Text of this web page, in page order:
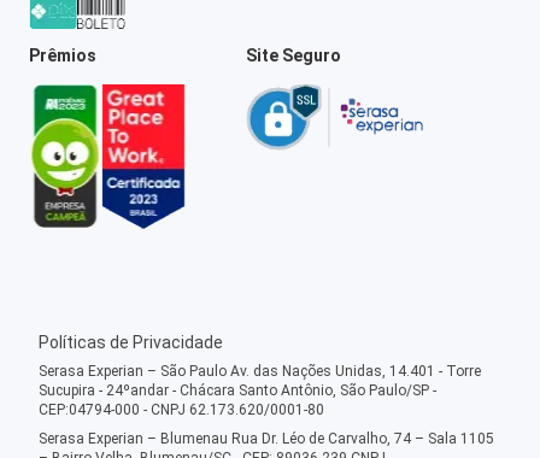
Prêmios Site Seguro
Políticas de Privacidade
Serasa Experian – São Paulo Av. das Nações Unidas, 14.401 - Torre
Sucupira - 24ºandar - Chácara Santo Antônio, São Paulo/SP -
CEP:04794-000 - CNPJ 62.173.620/0001-80
Serasa Experian – Blumenau Rua Dr. Léo de Carvalho, 74 – Sala 1105